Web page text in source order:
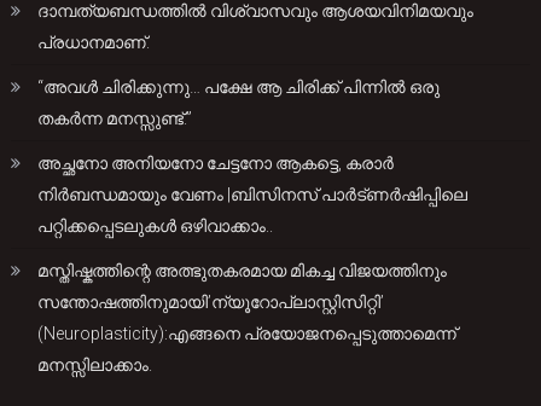
ദാമ്പത്യബന്ധത്തിൽ വിശ്വാസവും ആശയവിനിമയവും
പ്രധാനമാണ്.
“അവൾ ചിരിക്കുന്നു… പക്ഷേ ആ ചിരിക്ക് പിന്നിൽ ഒരു
തകർന്ന മനസ്സുണ്ട്.”
അച്ഛനോ അനിയനോ ചേട്ടനോ ആകട്ടെ, കരാർ
നിർബന്ധമായും വേണം |ബിസിനസ് പാർട്ണർഷിപ്പിലെ
പറ്റിക്കപ്പെടലുകൾ ഒഴിവാക്കാം..
മസ്തിഷ്കത്തിന്റെ അത്ഭുതകരമായ മികച്ച വിജയത്തിനും
സന്തോഷത്തിനുമായി’ന്യൂറോപ്ലാസ്റ്റിസിറ്റി’
(Neuroplasticity):എങ്ങനെ പ്രയോജനപ്പെടുത്താമെന്ന്
മനസ്സിലാക്കാം.